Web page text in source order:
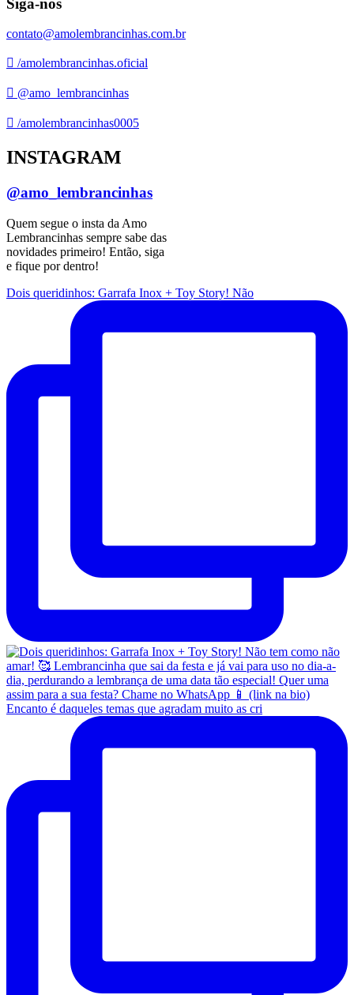
contato@amolembrancinhas.com.br
/amolembrancinhas.oficial
@amo_lembrancinhas
/amolembrancinhas0005
INSTAGRAM
@amo_lembrancinhas
Quem segue o insta da Amo
Lembrancinhas sempre sabe das
novidades primeiro! Então, siga
e fique por dentro!
Dois queridinhos: Garrafa Inox + Toy Story! Não
Encanto é daqueles temas que agradam muito as cri